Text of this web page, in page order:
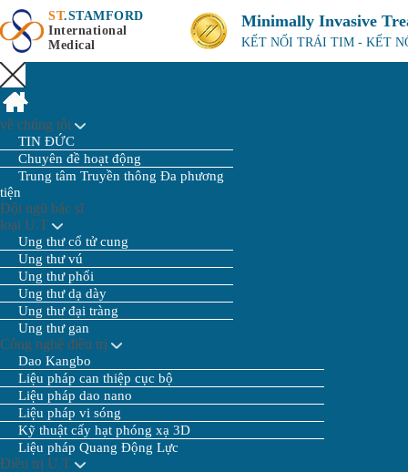
ST.STAMFORD
International
Medical
Minimally Invasive
KẾT NỐI TRÁI TIM - KẾT
về chúng tôi
TIN ĐỨC
Chuyên đề hoạt động
Trung tâm Truyền thông Đa phương
tiện
Đội ngũ bác sĩ
loại U.T
Ung thư cổ tử cung
Ung thư vú
Ung thư phổi
Ung thư dạ dày
Ung thư đại tràng
Ung thư gan
Công nghệ điều trị
Dao Kangbo
Liệu pháp can thiệp cục bộ
Liệu pháp dao nano
Liệu pháp vi sóng
Kỹ thuật cấy hạt phóng xạ 3D
Liệu pháp Quang Động Lực
Điều trị U.T